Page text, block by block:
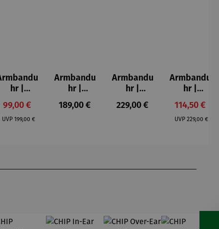
hr |
um –
Barrique
Verkaufspreis:
99,00 €
UVP Regulärer Preis:
199,00 €
Armbandu
hr |
Lederarm
band –
Regulärer Preis:
189,00 €
Armbandu
hr |
Moosgrün
– Diana
Regulärer Preis:
229,00 €
Armbandu
hr |
Oldtimer –
Einzeiger
unisex
114,50 €
UVP Regulärer
229,00 €